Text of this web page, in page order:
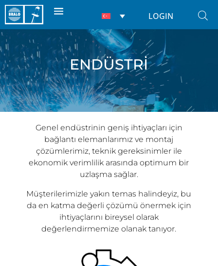
LOGIN
ENDÜSTRİ
Genel endüstrinin geniş ihtiyaçları için
bağlantı elemanlarımız ve montaj
çözümlerimiz, teknik gereksinimler ile
ekonomik verimlilik arasında optimum bir
uzlaşma sağlar.
Müşterilerimizle yakın temas halindeyiz, bu
da en katma değerli çözümü önermek için
ihtiyaçlarını bireysel olarak
değerlendirmemize olanak tanıyor.